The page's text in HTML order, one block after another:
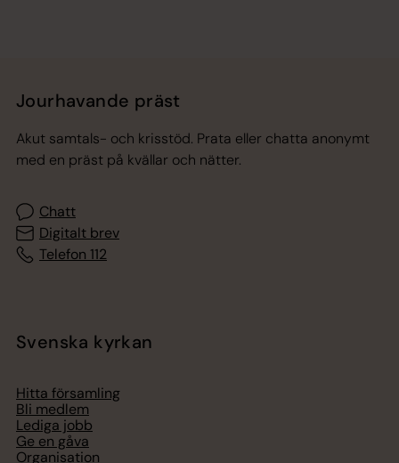
Jourhavande präst
Akut samtals- och krisstöd. Prata eller chatta anonymt
med en präst på kvällar och nätter.
Chatt
Digitalt brev
Telefon 112
Svenska kyrkan
Hitta församling
Bli medlem
Lediga jobb
Ge en gåva
Organisation